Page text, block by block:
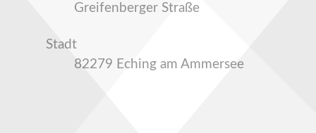
Greifenberger Straße
Stadt
82279 Eching am Ammersee